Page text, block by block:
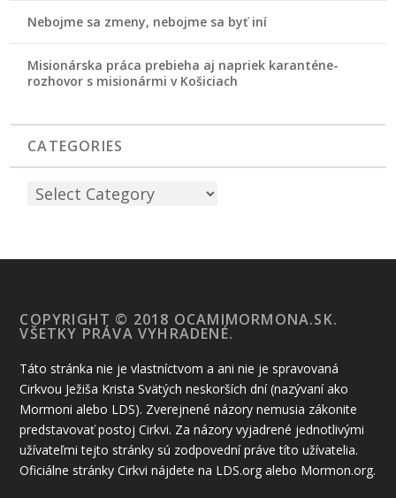
Nebojme sa zmeny, nebojme sa byť iní
Misionárska práca prebieha aj napriek karanténe-
rozhovor s misionármi v Košiciach
CATEGORIES
COPYRIGHT © 2018 OCAMIMORMONA.SK.
VŠETKY PRÁVA VYHRADENÉ.
Táto stránka nie je vlastníctvom a ani nie je spravovaná
Cirkvou Ježiša Krista Svätých neskorších dní (nazývaní ako
Mormoni alebo LDS). Zverejnené názory nemusia zákonite
predstavovať postoj Cirkvi. Za názory vyjadrené jednotlivými
užívateľmi tejto stránky sú zodpovední práve títo užívatelia.
Oficiálne stránky Cirkvi nájdete na LDS.org alebo Mormon.org.